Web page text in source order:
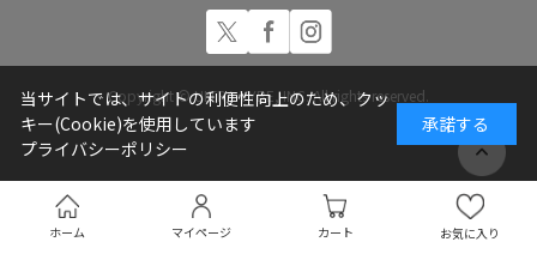
ホーム マイページ カート お気に入り
Copyright © ULTRA-VYBE, INC. All rights reserved.
当サイトでは、サイトの利便性向上のため、クッ
キー(Cookie)を使用しています
プライバシーポリシー
承諾する